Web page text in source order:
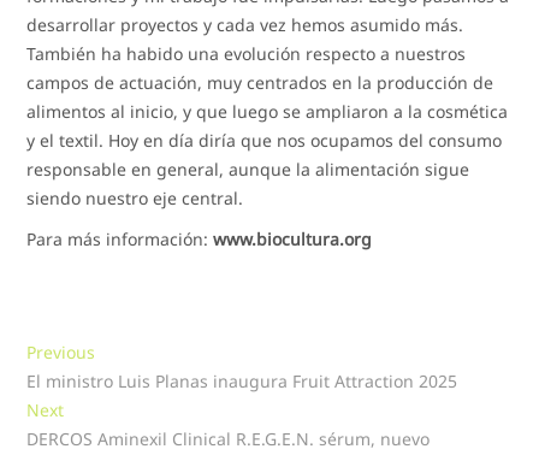
desarrollar proyectos y cada vez hemos asumido más.
También ha habido una evolución respecto a nuestros
campos de actuación, muy centrados en la producción de
alimentos al inicio, y que luego se ampliaron a la cosmética
y el textil. Hoy en día diría que nos ocupamos del consumo
responsable en general, aunque la alimentación sigue
siendo nuestro eje central.
Para más información:www.biocultura.org
Navegación
de
entradas
Previous
post:
El ministro Luis Planas inaugura Fruit Attraction 2025
NextNext
post:
DERCOS Aminexil Clinical R.E.G.E.N. sérum, nuevo